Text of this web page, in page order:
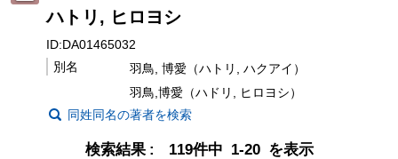
ハトリ, ヒロヨシ
ID:DA01465032
別名
羽鳥, 博愛（ハトリ, ハクアイ）
羽鳥,博愛（ハドリ, ヒロヨシ）
同姓同名の著者を検索
検索結果 119件中 1-20 を表示